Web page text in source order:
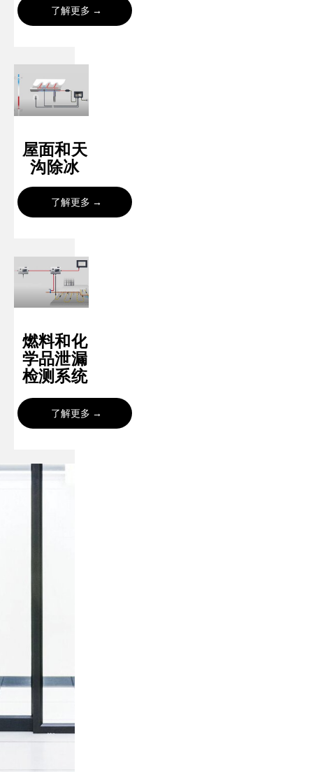
了解更多
屋面和天
沟除冰
了解更多
燃料和化
学品泄漏
检测系统
了解更多